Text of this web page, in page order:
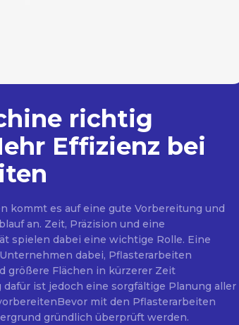
richtig
Effizienz bei
kommt es auf eine gute Vorbereitung und
an. Zeit, Präzision und eine
spielen dabei eine wichtige Rolle. Eine
dabei, Pflasterarbeiten
größere Flächen in kürzerer Zeit
ist jedoch eine sorgfältige Planung aller
mit den Pflasterarbeiten
gründlich überprüft werden.